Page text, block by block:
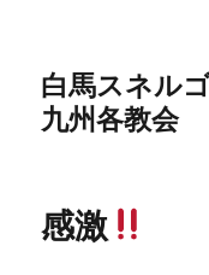
白馬スネル
九州各教会
感激